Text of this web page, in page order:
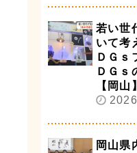
若い世
いて考
ＤＧｓ
ＤＧｓ
【岡山】
岡山県